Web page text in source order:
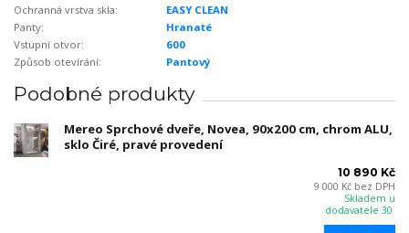
Ochranná vrstva skla:
EASY CLEAN
Panty:
Hranaté
Vstupní otvor:
600
Způsob otevírání:
Pantový
Podobné produkty
Mereo Sprchové dveře, Novea, 90x200 cm, chrom ALU,
sklo Čiré, pravé provedení
10 890 Kč
9 000 Kč bez DPH
Skladem u
dodavatele 30